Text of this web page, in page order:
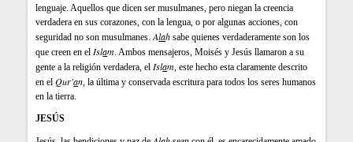
lenguaje. Aquellos que dicen ser musulmanes, pero niegan la creencia
verdadera en sus corazones, con la lengua, o por algunas acciones, con
seguridad no son musulmanes.Alah sabe quienes verdaderamente son los
que creen en elIslam. Ambos mensajeros, Moisés y Jesús llamaron a su
gente a la religión verdadera, elIslam, este hecho esta claramente descrito
en elQur'an, la última y conservada escritura para todos los seres humanos
en la tierra.
JESÚS